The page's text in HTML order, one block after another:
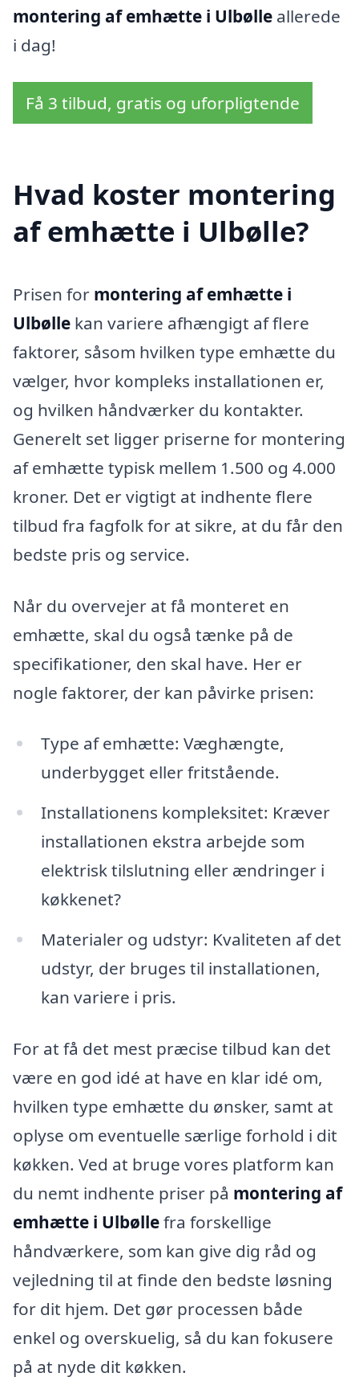
montering af emhætte i Ulbølle allerede
i dag!
Få 3 tilbud, gratis og uforpligtende
Hvad koster montering
af emhætte i Ulbølle?
Prisen for montering af emhætte i
Ulbølle kan variere afhængigt af flere
faktorer, såsom hvilken type emhætte du
vælger, hvor kompleks installationen er,
og hvilken håndværker du kontakter.
Generelt set ligger priserne for montering
af emhætte typisk mellem 1.500 og 4.000
kroner. Det er vigtigt at indhente flere
tilbud fra fagfolk for at sikre, at du får den
bedste pris og service.
Når du overvejer at få monteret en
emhætte, skal du også tænke på de
specifikationer, den skal have. Her er
nogle faktorer, der kan påvirke prisen:
Type af emhætte: Væghængte,
underbygget eller fritstående.
Installationens kompleksitet: Kræver
installationen ekstra arbejde som
elektrisk tilslutning eller ændringer i
køkkenet?
Materialer og udstyr: Kvaliteten af det
udstyr, der bruges til installationen,
kan variere i pris.
For at få det mest præcise tilbud kan det
være en god idé at have en klar idé om,
hvilken type emhætte du ønsker, samt at
oplyse om eventuelle særlige forhold i dit
køkken. Ved at bruge vores platform kan
du nemt indhente priser på montering af
emhætte i Ulbøllefra forskellige
håndværkere, som kan give dig råd og
vejledning til at finde den bedste løsning
for dit hjem. Det gør processen både
enkel og overskuelig, så du kan fokusere
på at nyde dit køkken.